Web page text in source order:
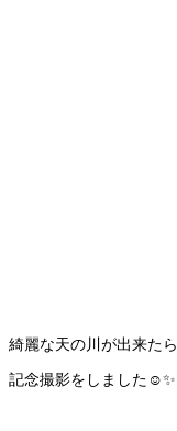
綺麗な天の川が出来たら
記念撮影をしました☺️✨